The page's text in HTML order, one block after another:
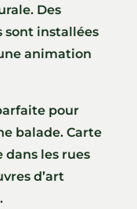
Des
sont installées
animation
pour
balade. Carte
dans les rues
d’art